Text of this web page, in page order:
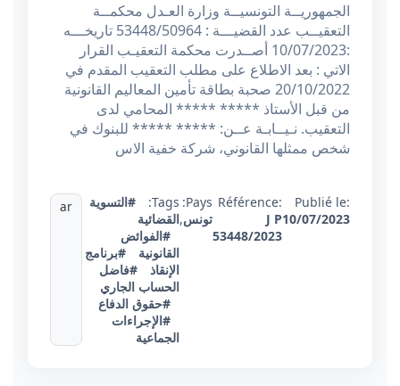
الجمهوريــة التونسيــة وزارة العـدل محكمــة
التعقيــب عدد القضيـــة : 53448/50964 تاريخـــه
:10/07/2023 أصــدرت محكمة التعقيـب القرار
الاتي : بعد الاطلاع على مطلب التعقيب المقدم في
20/10/2022 صحبة بطاقة تأمين المعاليم القانونية
من قبل الأستاذ ***** ***** المحامي لدى
التعقيب. نـيــابـة عــن: ***** ***** للبنوك في
شخص ممثلها القانوني، شركة خفية الاس
Publié le:
10/07/2023
Référence:
J P
53448/2023
Pays:
تونس,
Tags:
#التسوية
القضائية
#الفوائض
القانونية
#برنامج
الإنقاذ
#فاضل
الحساب الجاري
#حقوق الدفاع
#الإجراءات
الجماعية
ar